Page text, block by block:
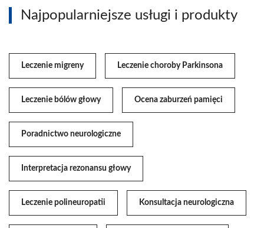
Najpopularniejsze usługi i produkty
Leczenie migreny Leczenie choroby Parkinsona
Leczenie bólów głowy Ocena zaburzeń pamięci
Poradnictwo neurologiczne
Interpretacja rezonansu głowy
Leczenie polineuropatii Konsultacja neurologiczna